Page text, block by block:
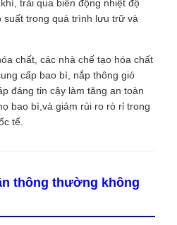
trải qua biến động nhiệt độ
suất trong quá trình lưu trữ và
chất, các nhà chế tạo hóa chất
cấp bao bì, nắp thông gió
đáng tin cậy làm tăng an toàn
bao bì,và giảm rủi ro rò rỉ trong
tế.
thông thường không